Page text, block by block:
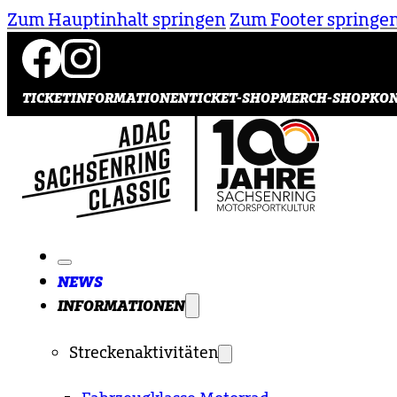
Zum Hauptinhalt springenZum Footer
TICKETINFORMATIONENTICKET-SHOPMERCH-SHOP
NEWS
INFORMATIONEN
Streckenaktivitäten